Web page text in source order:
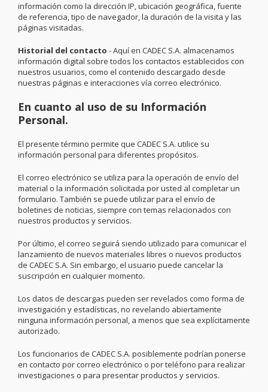
información como la dirección IP, ubicación geográfica, fuente
de referencia, tipo de navegador, la duración de la visita y las
páginas visitadas.
Historial del contacto - Aquí en CADEC S.A. almacenamos
información digital sobre todos los contactos establecidos con
nuestros usuarios, como el contenido descargado desde
nuestras páginas e interacciones vía correo electrónico.
En cuanto al uso de su Información
Personal.
El presente término permite que CADEC S.A. utilice su
información personal para diferentes propósitos.
El correo electrónico se utiliza para la operación de envío del
material o la información solicitada por usted al completar un
formulario. También se puede utilizar para el envío de
boletines de noticias, siempre con temas relacionados con
nuestros productos y servicios.
Por último, el correo seguirá siendo utilizado para comunicar el
lanzamiento de nuevos materiales libres o nuevos productos
de CADEC S.A. Sin embargo, el usuario puede cancelar la
suscripción en cualquier momento.
Los datos de descargas pueden ser revelados como forma de
investigación y estadísticas, no revelando abiertamente
ninguna información personal, a menos que sea explícitamente
autorizado.
Los funcionarios de CADEC S.A. posiblemente podrían ponerse
en contacto por correo electrónico o por teléfono para realizar
investigaciones o para presentar productos y servicios.